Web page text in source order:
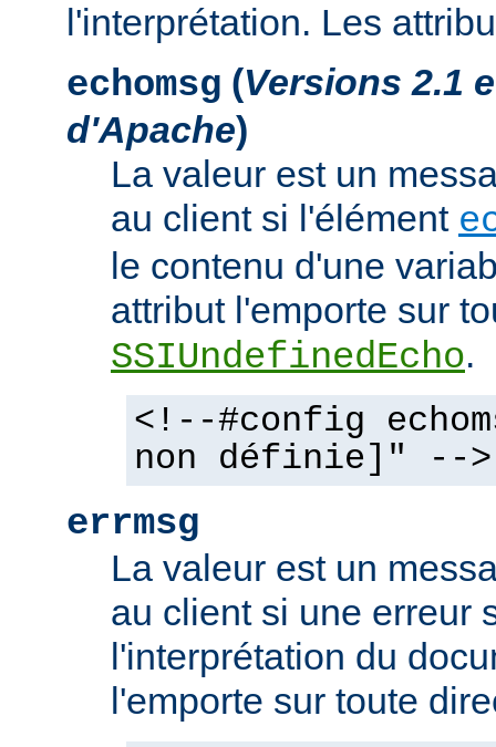
l'interprétation. Les
echomsg (Versions 2.1
d'Apache)
La valeur est un
au client si l'élément
le contenu d'une
attribut l'emporte sur
SSIUndefinedEcho.
<!--#config
non définie]" -->
errmsg
La valeur est un
au client si une erreur
l'interprétation du
l'emporte sur toute